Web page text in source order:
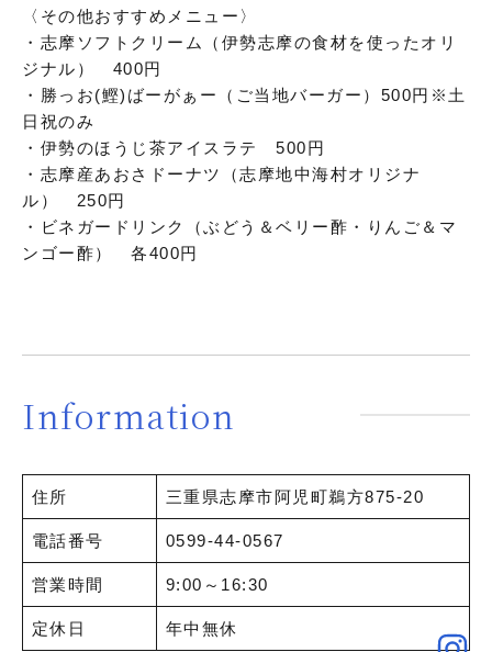
〈その他おすすめメニュー〉
・志摩ソフトクリーム（伊勢志摩の食材を使ったオリ
ジナル） 400円
・勝っお(鰹)ばーがぁー（ご当地バーガー）500円※土
日祝のみ
・伊勢のほうじ茶アイスラテ 500円
・志摩産あおさドーナツ（志摩地中海村オリジナ
ル） 250円
・ビネガードリンク（ぶどう＆ベリー酢・りんご＆マ
ンゴー酢） 各400円
Information
住所 三重県志摩市阿児町鵜方875-20
電話番号 0599-44-0567
営業時間 9:00～16:30
定休日 年中無休